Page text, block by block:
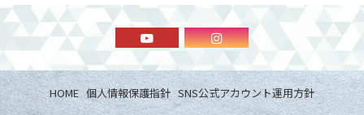
HOME 個人情報保護指針 SNS公式アカウント運用方針